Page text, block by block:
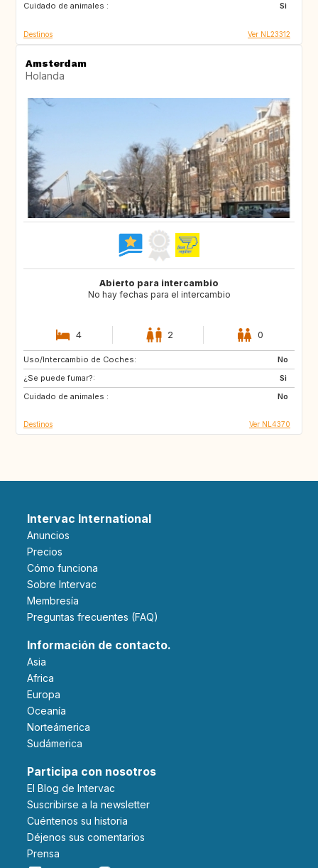
Cuidado de animales :
Si
FR
Destinos Ver NL23312
Amsterdam
Holanda
Abierto para intercambio
No hay fechas para el intercambio
4 2 0
Uso/Intercambio de Coches:
No
¿Se puede fumar?:
Si
Cuidado de animales :
No
GR
DE
SI
Destinos Ver NL4370
Intervac International
Anuncios
Precios
Cómo funciona
Sobre Intervac
Membresía
Preguntas frecuentes (FAQ)
Información de contacto.
Asia
Africa
Europa
Oceanía
Norteámerica
Sudámerica
Participa con nosotros
El Blog de Intervac
Suscribirse a la newsletter
Cuéntenos su historia
Déjenos sus comentarios
Prensa